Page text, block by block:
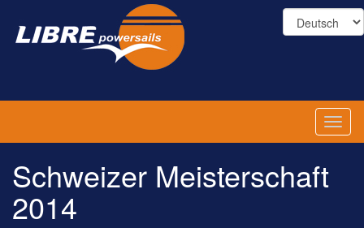
zum
Inhalt
Schweizer Meisterschaft
2014